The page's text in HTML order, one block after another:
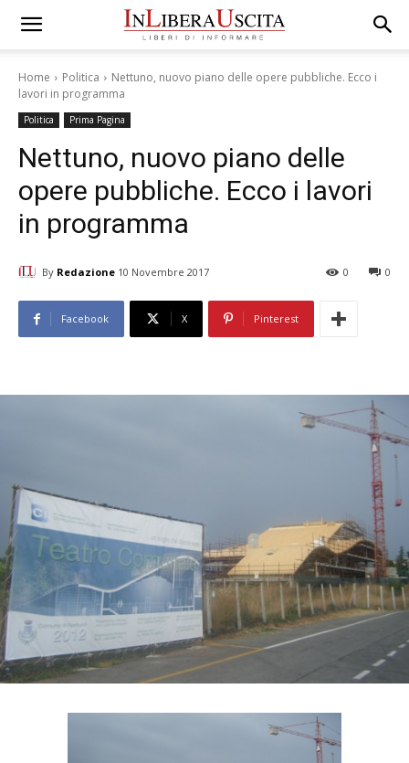
Home Politica
Nettuno, nuovo piano delle opere pubbliche. Ecco i
lavori in programma
Politica Prima Pagina
Nettuno, nuovo piano delle
opere pubbliche. Ecco i lavori
in programma
By Redazione 10 Novembre 2017 0
0
Facebook X Pinterest